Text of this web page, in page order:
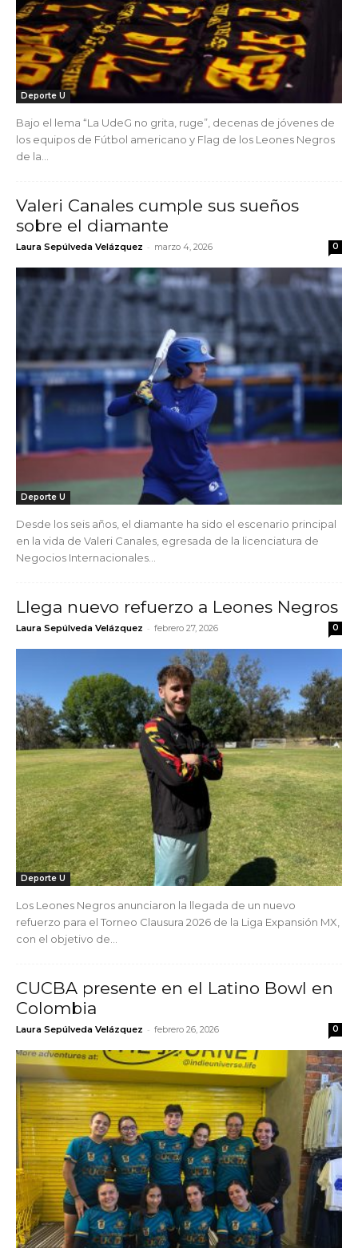
Deporte U
Bajo el lema “La UdeG no grita, ruge”, decenas de jóvenes de
los equipos de Fútbol americano y Flag de los Leones Negros
de la...
Valeri Canales cumple sus sueños
sobre el diamante
Laura Sepúlveda Velázquez - marzo 4, 2026 0
Deporte U
Desde los seis años, el diamante ha sido el escenario principal
en la vida de Valeri Canales, egresada de la licenciatura de
Negocios Internacionales...
Llega nuevo refuerzo a Leones Negros
Laura Sepúlveda Velázquez - febrero 27, 2026 0
Deporte U
Los Leones Negros anunciaron la llegada de un nuevo
refuerzo para el Torneo Clausura 2026 de la Liga Expansión MX,
con el objetivo de...
CUCBA presente en el Latino Bowl en
Colombia
Laura Sepúlveda Velázquez - febrero 26, 2026 0